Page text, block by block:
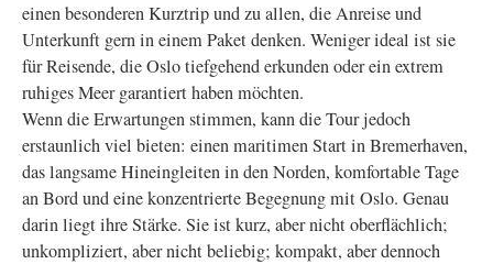
einen besonderen Kurztrip und zu allen, die Anreise und
Unterkunft gern in einem Paket denken. Weniger ideal ist sie
für Reisende, die Oslo tiefgehend erkunden oder ein extrem
ruhiges Meer garantiert haben möchten.
Wenn die Erwartungen stimmen, kann die Tour jedoch
erstaunlich viel bieten: einen maritimen Start in Bremerhaven,
das langsame Hineingleiten in den Norden, komfortable Tage
an Bord und eine konzentrierte Begegnung mit Oslo. Genau
darin liegt ihre Stärke. Sie ist kurz, aber nicht oberflächlich;
unkompliziert, aber nicht beliebig; kompakt, aber dennoch